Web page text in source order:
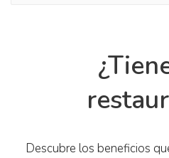
Descubre los beneficios